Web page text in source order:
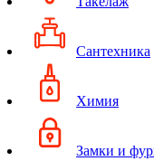
Сантехника
Химия
Замки и